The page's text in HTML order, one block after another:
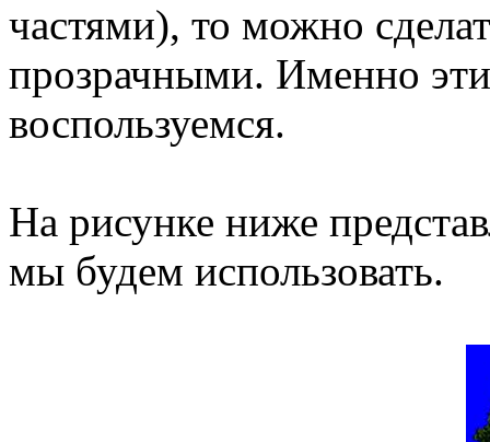
частями), то можно
прозрачными. Именно
воспользуемся.
На рисунке ниже
мы будем использовать.